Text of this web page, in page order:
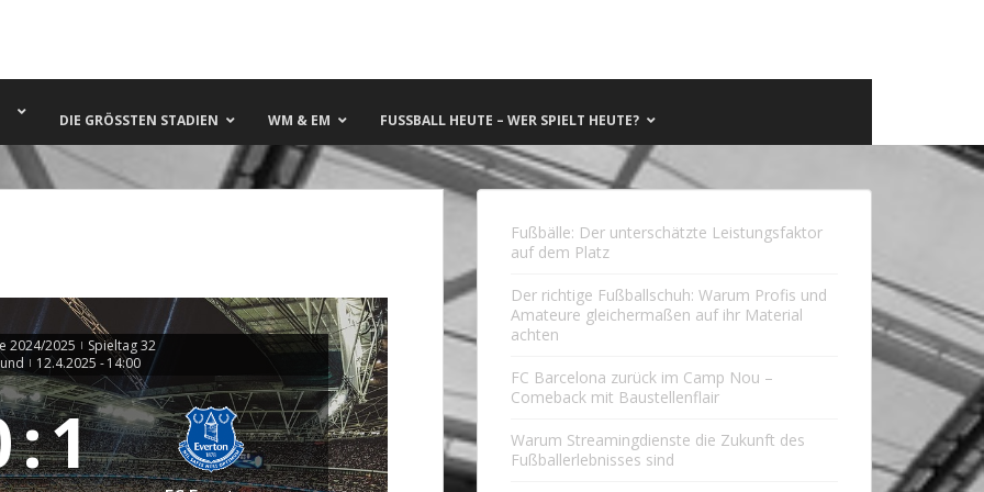
DIE GRÖSSTEN STADIEN WM & EM FUSSBALL HEUTE – WER SPIELT HEUTE?
2024/2025 | Spieltag 32
| 12.4.2025 - 14:00
:1
Fußbälle: Der unterschätzte Leistungsfaktor
auf dem Platz
Der richtige Fußballschuh: Warum Profis und
Amateure gleichermaßen auf ihr Material
achten
FC Barcelona zurück im Camp Nou –
Comeback mit Baustellenflair
Warum Streamingdienste die Zukunft des
Fußballerlebnisses sind